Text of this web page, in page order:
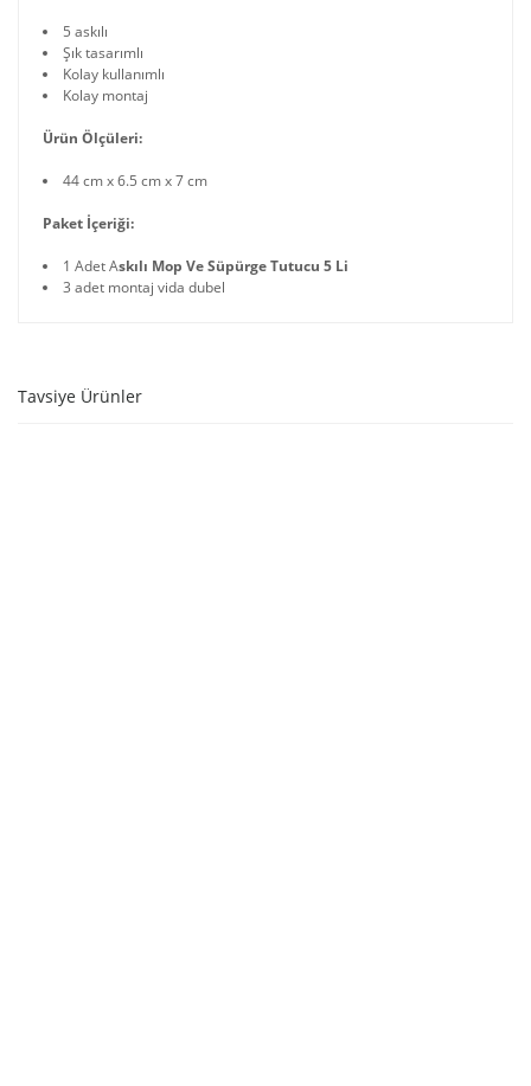
5 askılı
Şık tasarımlı
Kolay kullanımlı
Kolay montaj
Ürün Ölçüleri:
44 cm x 6.5 cm x 7 cm
Paket İçeriği:
1 Adet Askılı Mop Ve Süpürge Tutucu 5 Li
3 adet montaj vida dubel
Tavsiye Ürünler